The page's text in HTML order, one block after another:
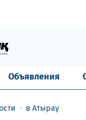
Объявления
в Атырау